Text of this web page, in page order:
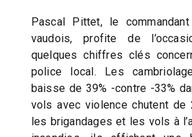
Pascal Pittet, le
vaudois, profite de
quelques chiffres clés
police local. Les
baisse de 39% -contre -33%
vols avec violence chutent de
les brigandages et les vols à